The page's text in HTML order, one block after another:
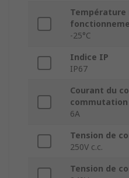
Température
-25°C
Indice IP
IP67
Courant du
commutation
6A
Tension de
250V c.c.
Tension de